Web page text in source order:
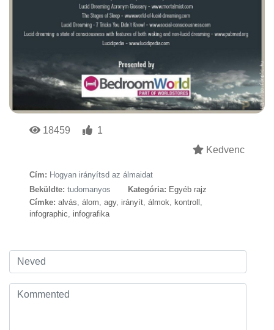
18459
1
Kedvenc
Cím: Hogyan irányítsd az álmaidat
Beküldte: tudomanyos Kategória: Egyéb rajz
Címke: alvás álom agy, irányít álmok kontroll
infographic
infografika